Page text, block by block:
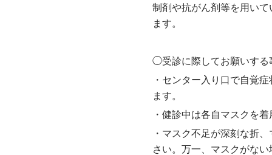
制剤や抗がん剤等を用い
ます。
◯受診に際してお願いする
・センター入り口で自覚
ます。
・健診中は各自マスクを
・マスク不足が深刻な折
さい。万一、マスクがな